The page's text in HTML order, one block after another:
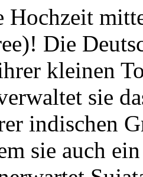
Hochzeit
Die
kleinen
sie
indischen
sie auch